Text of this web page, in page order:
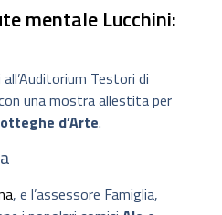
mentale Lucchini:
Testori di
una mostra allestita per
d’Arte.
, e l’assessore Famiglia,